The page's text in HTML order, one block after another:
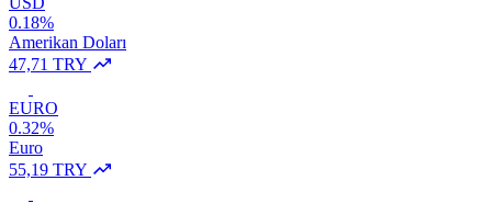
0.18%
Amerikan Doları
47,71 TRY
EURO
0.32%
Euro
55,19 TRY